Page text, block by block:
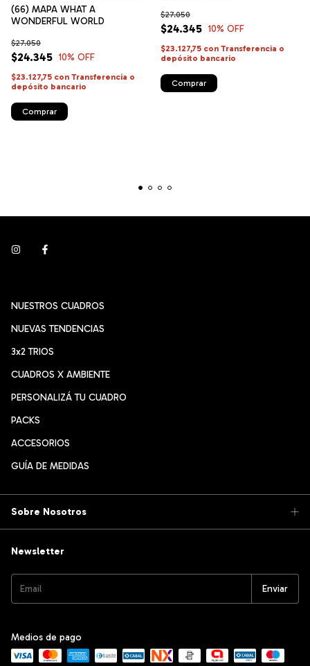
(66) MAPA WHAT A
WONDERFUL WORLD
$24.345
$27.050
10% OFF
$23.127,75 con Transferencia o
depósito bancario
Comprar
$24.345
$27.050
10% OFF
$23.127,75 con Transferencia o
depósito bancario
Comprar
NUESTROS CUADROS
NUEVAS TENDENCIAS
3x2 TRIOS
CUADROS X AMBIENTE
PERSONALIZÁ TU CUADRO
PACKS
ACCESORIOS
GUÍA DE MEDIDAS
Sobre Nosotros
Newsletter
Medios de pago